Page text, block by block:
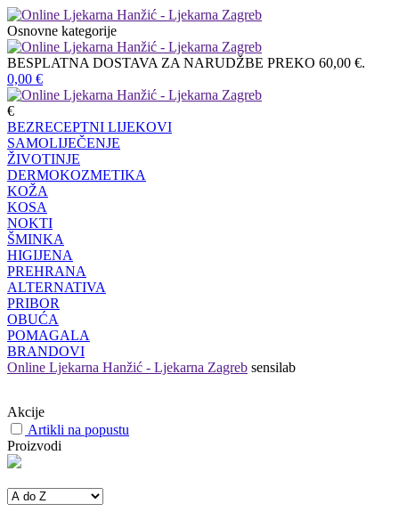
Osnovne kategorije
BESPLATNA DOSTAVA ZA NARUDŽBE PREKO 60,00 €.
0,00 €
€
BEZRECEPTNI LIJEKOVI
SAMOLIJEČENJE
ŽIVOTINJE
DERMOKOZMETIKA
KOŽA
KOSA
NOKTI
ŠMINKA
HIGIJENA
PREHRANA
ALTERNATIVA
PRIBOR
OBUĆA
POMAGALA
BRANDOVI
Online Ljekarna Hanžić - Ljekarna Zagreb sensilab
Akcije
Artikli na popustu
Proizvodi